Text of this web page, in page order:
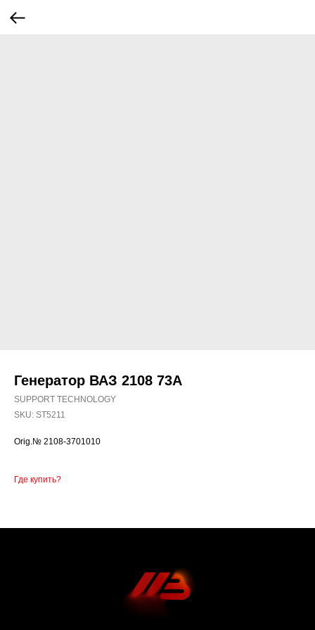
Генератор ВАЗ 2108 73А
SUPPORT TECHNOLOGY
SKU: ST5211
Orig.№ 2108-3701010
Где купить?